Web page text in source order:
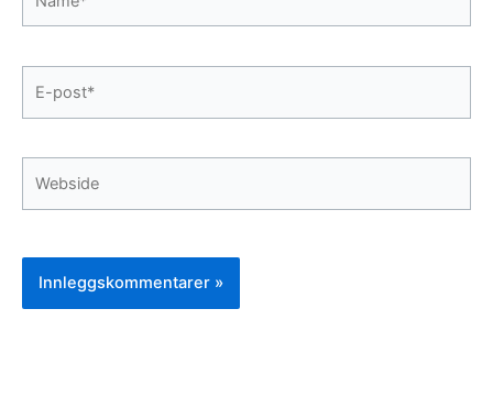
post*